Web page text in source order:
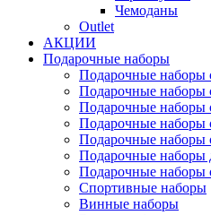
Чемоданы
Outlet
АКЦИИ
Подарочные наборы
Подарочные наборы
Подарочные наборы
Подарочные наборы
Подарочные наборы
Подарочные наборы
Подарочные наборы
Подарочные наборы
Спортивные наборы
Винные наборы